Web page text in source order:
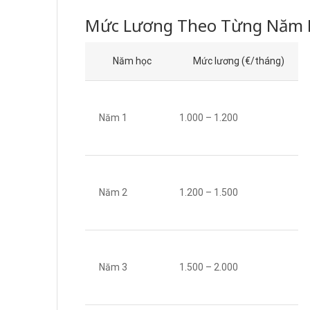
Mức Lương Theo Từng Năm
Năm học Mức lương (€/tháng)
Năm 1 1.000 – 1.200
Năm 2 1.200 – 1.500
Năm 3 1.500 – 2.000